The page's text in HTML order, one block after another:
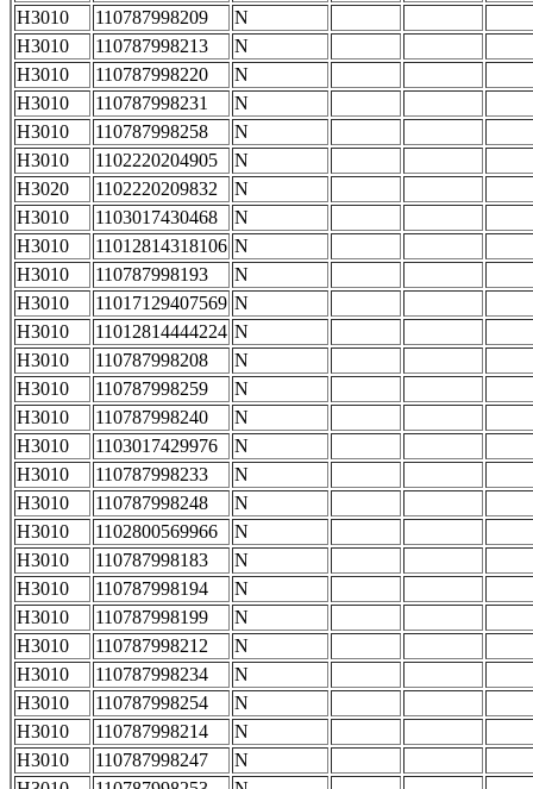
H3010
110787998209
N
H3010
110787998213
N
H3010
110787998220
N
H3010
110787998231
N
H3010
110787998258
N
H3010
1102220204905
N
H3020
1102220209832
N
H3010
1103017430468
N
H3010
11012814318106 N
H3010
110787998193
N
H3010
11017129407569 N
H3010
11012814444224 N
H3010
110787998208
N
H3010
110787998259
N
H3010
110787998240
N
H3010
1103017429976
N
H3010
110787998233
N
H3010
110787998248
N
H3010
1102800569966
N
H3010
110787998183
N
H3010
110787998194
N
H3010
110787998199
N
H3010
110787998212
N
H3010
110787998234
N
H3010
110787998254
N
H3010
110787998214
N
H3010
110787998247
N